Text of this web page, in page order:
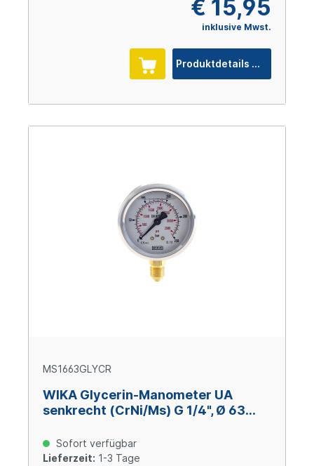
€ 15,95
inklusive Mwst.
Produktdetails
MS1663GLYCR
WIKA Glycerin-Manometer UA
senkrecht (CrNi/Ms) G 1/4", Ø 63
Sofort verfügbar
Lieferzeit: 1-3 Tage